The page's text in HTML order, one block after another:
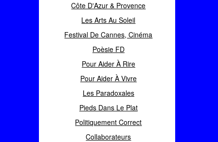
Côte D'Azur & Provence
Les Arts Au Soleil
Festival De Cannes, Cinéma
Poèsie FD
Pour Aider À Rire
Pour Aider À Vivre
Les Paradoxales
Pieds Dans Le Plat
Politiquement Correct
Collaborateurs